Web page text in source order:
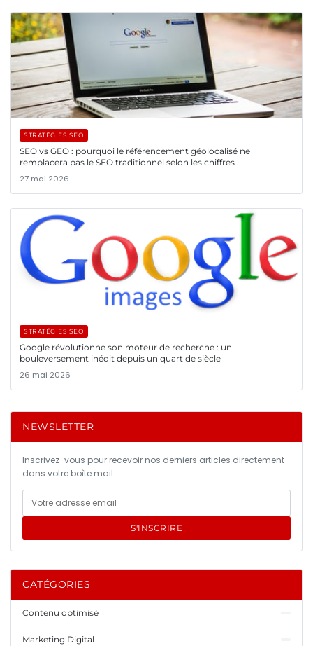
STRATÉGIES SEO
SEO vs GEO : pourquoi le référencement géolocalisé ne
remplacera pas le SEO traditionnel selon les chiffres
27 mai 2026
STRATÉGIES SEO
Google révolutionne son moteur de recherche : un
bouleversement inédit depuis un quart de siècle
26 mai 2026
NEWSLETTER
Inscrivez-vous pour recevoir nos derniers articles directement
dans votre boîte mail.
S'INSCRIRE
CATÉGORIES
Contenu optimisé
Marketing Digital